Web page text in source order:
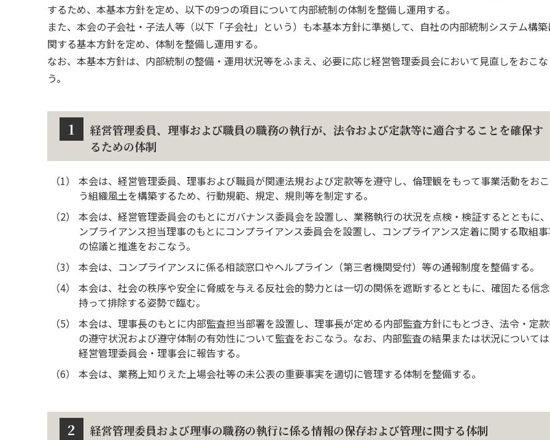
するため、本基本方針を定め、以下の9つの項目について内部統制の体制を整備し運用する。
また、本会の子会社・子法人等（以下「子会社」という）も本基本方針に準拠して、自社の内部統制システム構築
関する基本方針を定め、体制を整備し運用する。
なお、本基本方針は、内部統制の整備・運用状況等をふまえ、必要に応じ経営管理委員会において見直しをおこな
う。
1
経営管理委員、理事および職員の職務の執行が、法令および定款等に適合することを確保す
るための体制
（1）
本会は、経営管理委員、理事および職員が関連法規および定款等を遵守し、倫理観をもって事業活動をお
う組織風土を構築するため、行動規範、規定、規則等を制定する。
（2）
本会は、経営管理委員会のもとにガバナンス委員会を設置し、業務執行の状況を点検・検証するとともに
ンプライアンス担当理事のもとにコンプライアンス委員会を設置し、コンプライアンス定着に関する取組
の協議と推進をおこなう。
（3）
本会は、コンプライアンスに係る相談窓口やヘルプライン（第三者機関受付）等の通報制度を整備する。
（4）
本会は、社会の秩序や安全に脅威を与える反社会的勢力とは一切の関係を遮断するとともに、確固たる信
持って排除する姿勢で臨む。
（5）
本会は、理事長のもとに内部監査担当部署を設置し、理事長が定める内部監査方針にもとづき、法令・定
の遵守状況および遵守体制の有効性について監査をおこなう。なお、内部監査の結果または状況については
経営管理委員会・理事会に報告する。
（6）
本会は、業務上知りえた上場会社等の未公表の重要事実を適切に管理する体制を整備する。
2 経営管理委員および理事の職務の執行に係る情報の保存および管理に関する体制